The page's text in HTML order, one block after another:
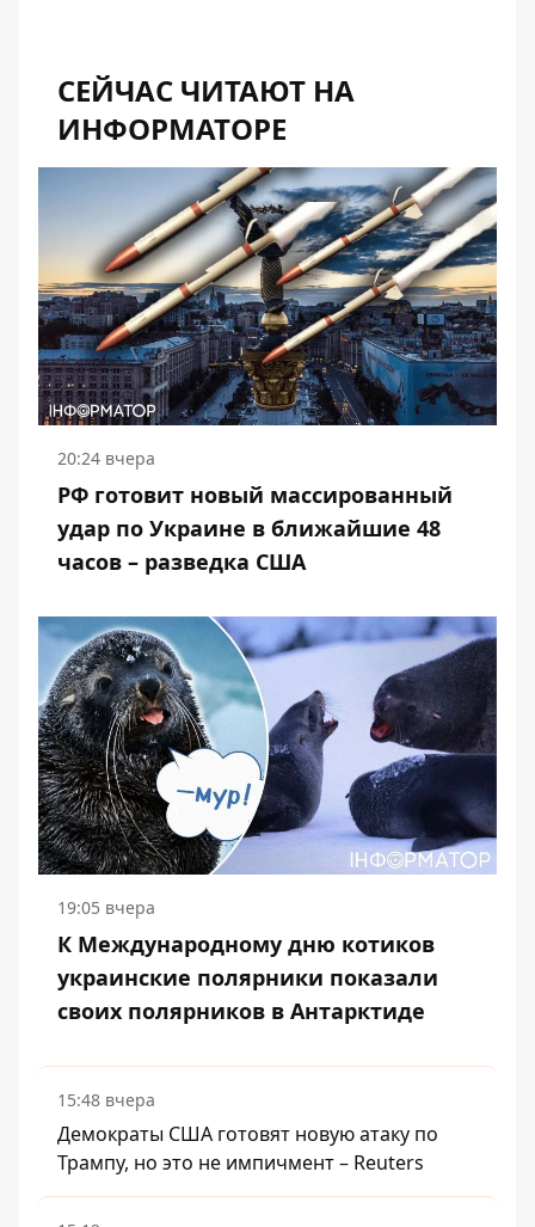
СЕЙЧАС ЧИТАЮТ НА
ИНФОРМАТОРЕ
20:24 вчера
РФ готовит новый массированный
удар по Украине в ближайшие 48
часов – разведка США
19:05 вчера
К Международному дню котиков
украинские полярники показали
своих полярников в Антарктиде
15:48 вчера
Демократы США готовят новую атаку по
Трампу, но это не импичмент – Reuters